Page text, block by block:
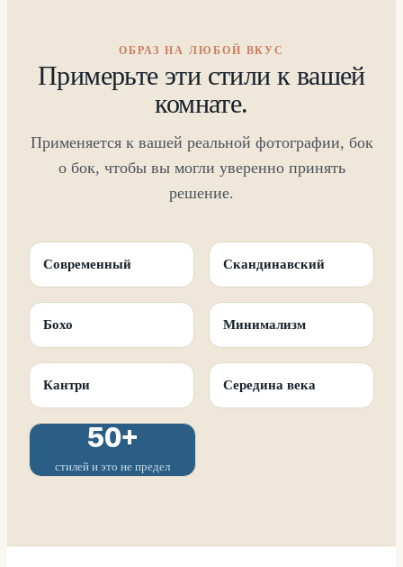
ОБРАЗ НА ЛЮБОЙ ВКУС
Примерьте эти стили к вашей
комнате.
Применяется к вашей реальной фотографии, бок
о бок, чтобы вы могли уверенно принять
решение.
Современный Скандинавский
Бохо Минимализм
Кантри Середина века
50+
стилей и это не предел